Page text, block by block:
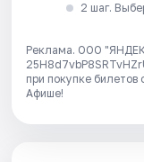
2 шаг.
Реклама. ООО
при покупке
Афише!